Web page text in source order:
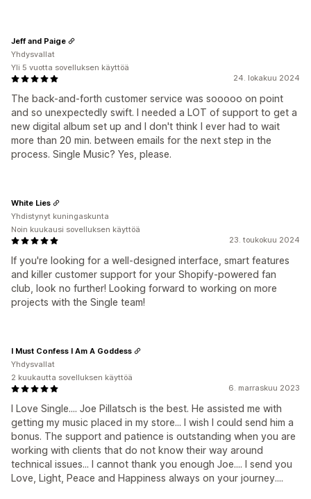
24. lokakuu 2024
The back-and-forth customer service was sooooo on point
and so unexpectedly swift. I needed a LOT of support to get a
new digital album set up and I don't think I ever had to wait
more than 20 min. between emails for the next step in the
process. Single Music? Yes, please.
Jeff and Paige
Yhdysvallat
Yli 5 vuotta sovelluksen käyttöä
23. toukokuu 2024
If you're looking for a well-designed interface, smart features
and killer customer support for your Shopify-powered fan
club, look no further! Looking forward to working on more
projects with the Single team!
White Lies
Yhdistynyt kuningaskunta
Noin kuukausi sovelluksen käyttöä
6. marraskuu 2023
I Love Single.... Joe Pillatsch is the best. He assisted me with
getting my music placed in my store... I wish I could send him a
bonus. The support and patience is outstanding when you are
working with clients that do not know their way around
technical issues... I cannot thank you enough Joe.... I send you
Love, Light, Peace and Happiness always on your journey....
I Must Confess I Am A Goddess
Yhdysvallat
2 kuukautta sovelluksen käyttöä